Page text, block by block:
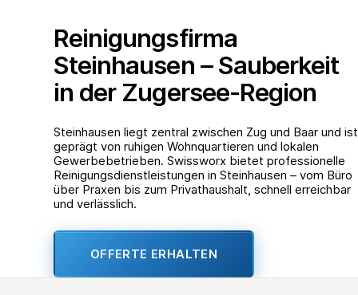
Reinigungsfirma
Steinhausen – Sauberkeit
in der Zugersee-Region
Steinhausen liegt zentral zwischen Zug und Baar und ist
geprägt von ruhigen Wohnquartieren und lokalen
Gewerbebetrieben. Swissworx bietet professionelle
Reinigungsdienstleistungen in Steinhausen – vom Büro
über Praxen bis zum Privathaushalt, schnell erreichbar
und verlässlich.
OFFERTE ERHALTEN